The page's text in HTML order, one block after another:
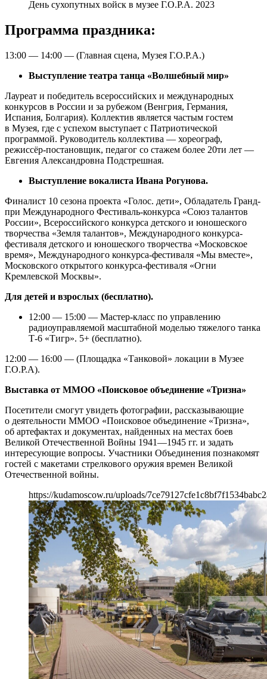
День сухопутных войск в музее Г.О.Р.А. 2023
Программа праздника:
13:00 — 14:00 — (Главная сцена, Музея Г.О.Р.А.)
Выступление театра танца «Волшебный мир»
Лауреат и победитель всероссийских и международных
конкурсов в России и за рубежом (Венгрия, Германия,
Испания, Болгария). Коллектив является частым гостем
в Музея, где с успехом выступает с Патриотической
программой. Руководитель коллектива — хореограф,
режиссёр-постановщик, педагог со стажем более 20ти лет —
Евгения Александровна Подстрешная.
Выступление вокалиста Ивана Рогунова.
Финалист 10 сезона проекта «Голос. дети», Обладатель Гранд-
при Международного Фестиваль-конкурса «Союз талантов
России», Всероссийского конкурса детского и юношеского
творчества «Земля талантов», Международного конкурса-
фестиваля детского и юношеского творчества «Московское
время», Международного конкурса-фестиваля «Мы вместе»,
Московского открытого конкурса-фестиваля «Огни
Кремлевской Москвы».
Для детей и взрослых (бесплатно).
12:00 — 15:00 — Мастер-класс по управлению
радиоуправляемой масштабной моделью тяжелого танка
Т-6 «Тигр». 5+ (бесплатно).
12:00 — 16:00 — (Площадка «Танковой» локации в Музее
Г.О.Р.А).
Выставка от ММОО «Поисковое объединение «Тризна»
Посетители смогут увидеть фотографии, рассказывающие
о деятельности ММОО «Поисковое объединение «Тризна»,
об артефактах и документах, найденных на местах боев
Великой Отечественной Войны 1941—1945 гг. и задать
интересующие вопросы. Участники Объединения познакомят
гостей с макетами стрелкового оружия времен Великой
Отечественной войны.
https://kudamoscow.ru/uploads/